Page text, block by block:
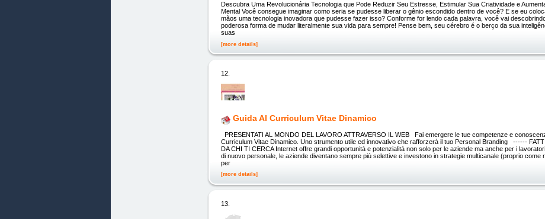
Descubra Uma Revolucionária Tecnologia que Pode Reduzir Seu Estresse, Estimular Sua Criatividade e
Mental Você consegue imaginar como seria se pudesse liberar o gênio escondido dentro de você? E se eu
mãos uma tecnologia inovadora que pudesse fazer isso? Conforme for lendo cada palavra, você vai
poderosa forma de mudar literalmente sua vida para sempre! Pense bem, seu cérebro é o berço da sua
suas
[more details]
12.
Guida Al Curriculum Vitae Dinamico
PRESENTATI AL MONDO DEL LAVORO ATTRAVERSO IL WEB Fai emergere le tue competenze e
Curriculum Vitae Dinamico. Uno strumento utile ed innovativo che rafforzerà il tuo Personal Branding ------
DA CHI TI CERCA Internet offre grandi opportunità e potenzialità non solo per le aziende ma anche per i
di nuovo personale, le aziende diventano sempre più selettive e investono in strategie multicanale (proprio come
per
[more details]
13.